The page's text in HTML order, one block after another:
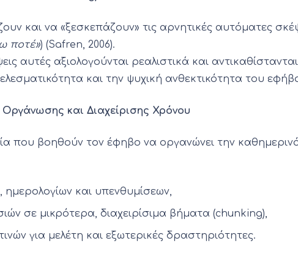
και να «ξεσκεπάζουν» τις αρνητικές αυτόματες
ποτέ») (Safren, 2006).
αυτές αξιολογούνται ρεαλιστικά και
και την ψυχική ανθεκτικότητα του
και Διαχείρισης Χρόνου
που βοηθούν τον έφηβο να οργανώνει την
και υπενθυμίσεων,
σε μικρότερα, διαχειρίσιμα βήματα (chunking),
για μελέτη και εξωτερικές δραστηριότητες.